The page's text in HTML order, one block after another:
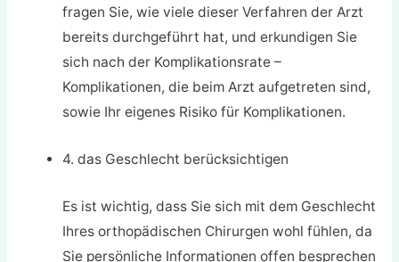
fragen Sie, wie viele dieser Verfahren der Arzt
bereits durchgeführt hat, und erkundigen Sie
sich nach der Komplikationsrate –
Komplikationen, die beim Arzt aufgetreten sind,
sowie Ihr eigenes Risiko für Komplikationen.
4. das Geschlecht berücksichtigen
Es ist wichtig, dass Sie sich mit dem Geschlecht
Ihres orthopädischen Chirurgen wohl fühlen, da
Sie persönliche Informationen offen besprechen